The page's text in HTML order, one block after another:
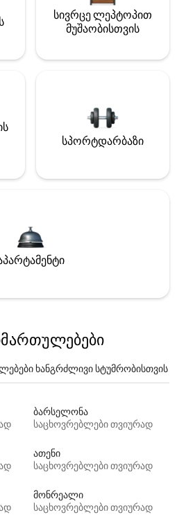
სივრცე ლეპტოპით
მუშაობისთვის
სპორტდარბაზი
ხანგრძლივი სტუმრობისთვის
ბარსელონა
საცხოვრებლები თვიურად
ათენი
საცხოვრებლები თვიურად
მონრეალი
საცხოვრებლები თვიურად